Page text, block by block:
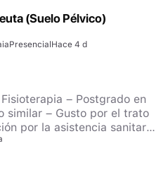
(Suelo Pélvico)
PresencialHace 4 d
– Postgrado en
similar – Gusto por el trato
por la asistencia sanitaria
el tratamiento de
en la utilización
de organización y